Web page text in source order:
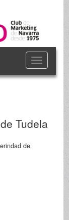
Toggle
navigation
Tudela
de